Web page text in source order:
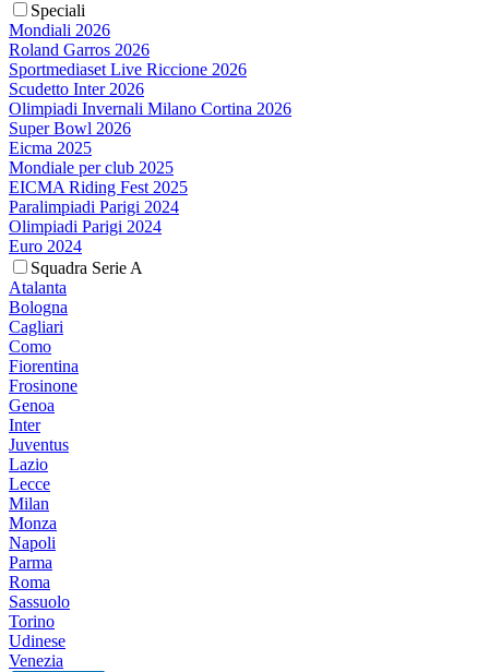
Speciali
Mondiali 2026
Roland Garros 2026
Sportmediaset Live Riccione 2026
Scudetto Inter 2026
Olimpiadi Invernali Milano Cortina 2026
Super Bowl 2026
Eicma 2025
Mondiale per club 2025
EICMA Riding Fest 2025
Paralimpiadi Parigi 2024
Olimpiadi Parigi 2024
Euro 2024
Squadra Serie A
Atalanta
Bologna
Cagliari
Como
Fiorentina
Frosinone
Genoa
Inter
Juventus
Lazio
Lecce
Milan
Monza
Napoli
Parma
Roma
Sassuolo
Torino
Udinese
Venezia